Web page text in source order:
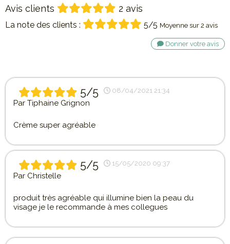
Avis clients 2 avis
La note des clients : 5/5 Moyenne sur 2 avis
Donner votre avis
5/5 08/04/2021 21:34
Par Tiphaine Grignon
Crème super agréable
5/5 15/05/2020 09:37
Par Christelle
produit très agréable qui illumine bien la peau du
visage je le recommande à mes collegues